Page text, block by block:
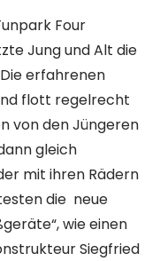
Four
Jung und Alt die
erfahrenen
flott regelrecht
von den Jüngeren
gleich
mit ihren Rädern
die neue
wie einen
Siegfried